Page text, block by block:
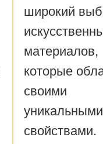
широкий
материалов,
которые
своими
уникальными
свойствами.